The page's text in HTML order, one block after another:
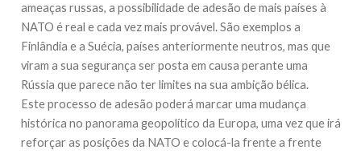
ameaças russas, a possibilidade de adesão de mais países à
NATO é real e cada vez mais provável. São exemplos a
Finlândia e a Suécia, países anteriormente neutros, mas que
viram a sua segurança ser posta em causa perante uma
Rússia que parece não ter limites na sua ambição bélica.
Este processo de adesão poderá marcar uma mudança
histórica no panorama geopolítico da Europa, uma vez que irá
reforçar as posições da NATO e colocá-la frente a frente